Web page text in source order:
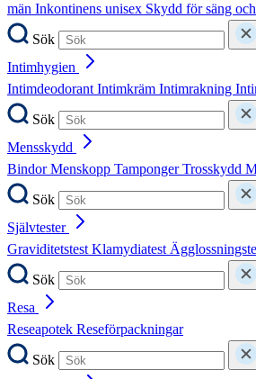
män Inkontinens unisex Skydd för säng
Sök
Intimhygien
IntimdeodorantIntimkräm Intimrakning
Sök
Mensskydd
BindorMenskopp TampongerTrosskydd
Sök
Självtester
GraviditetstestKlamydiatest
Sök
Resa
Reseapotek Reseförpackningar
Sök